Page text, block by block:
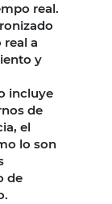
real.
a
y
incluye
de
el
lo son
de